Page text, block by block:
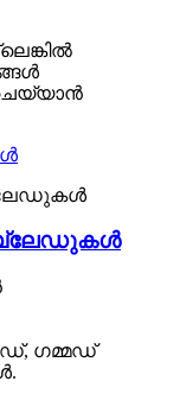
ചെയ്യാൻ
ബ്ലേഡുകൾ
ഗമ്മഡ്